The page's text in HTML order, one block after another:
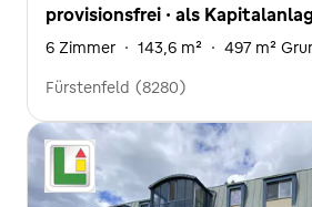
provisionsfrei · als
6 Zimmer · 143,6 m² · 497 m²
Fürstenfeld (8280)